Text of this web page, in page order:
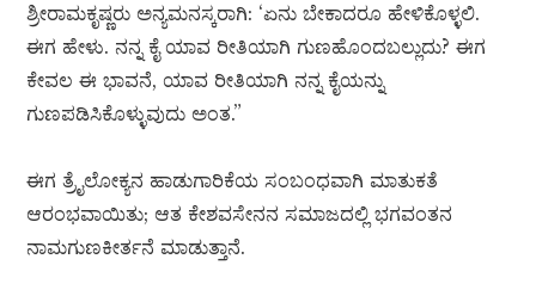
ಶ್ರೀರಾಮಕೃಷ್ಣರು ಅನ್ಯಮನಸ್ಕರಾಗಿ: ‘ಏನು ಬೇಕಾದರೂ ಹೇಳಿಕೊಳ್ಳಲಿ.
ಈಗ ಹೇಳು. ನನ್ನ ಕೈ ಯಾವ ರೀತಿಯಾಗಿ ಗುಣಹೊಂದಬಲ್ಲುದು? ಈಗ
ಕೇವಲ ಈ ಭಾವನೆ, ಯಾವ ರೀತಿಯಾಗಿ ನನ್ನ ಕೈಯನ್ನು
ಗುಣಪಡಿಸಿಕೊಳ್ಳುವುದು ಅಂತ.”
ಈಗ ತ್ರೈಲೋಕ್ಯನ ಹಾಡುಗಾರಿಕೆಯ ಸಂಬಂಧವಾಗಿ ಮಾತುಕತೆ
ಆರಂಭವಾಯಿತು; ಆತ ಕೇಶವಸೇನನ ಸಮಾಜದಲ್ಲಿ ಭಗವಂತನ
ನಾಮಗುಣಕೀರ್ತನೆ ಮಾಡುತ್ತಾನೆ.